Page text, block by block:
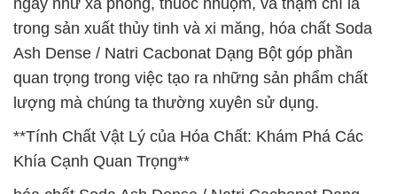
ngày như xà phòng, thuốc nhuộm, và thậm chí là
trong sản xuất thủy tinh và xi măng, hóa chất Soda
Ash Dense / Natri Cacbonat Dạng Bột góp phần
quan trọng trong việc tạo ra những sản phẩm chất
lượng mà chúng ta thường xuyên sử dụng.
**Tính Chất Vật Lý của Hóa Chất: Khám Phá Các
Khía Cạnh Quan Trọng**